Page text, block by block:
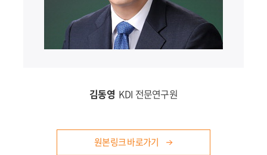
김동영 KDI 전문연구원
원본링크 바로가기